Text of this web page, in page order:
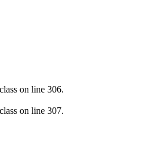
on line 306.
on line 307.